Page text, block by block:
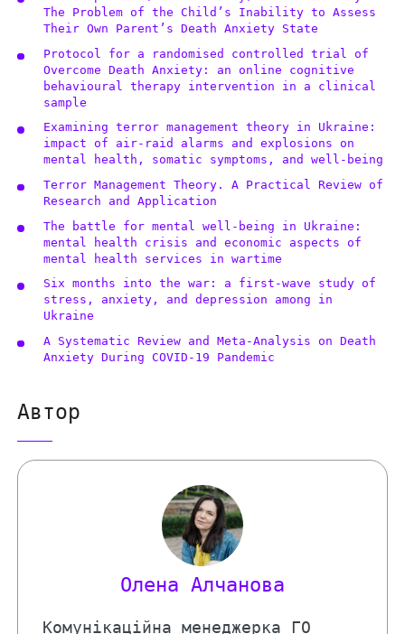
The Problem of the Child’s Inability to Assess
Their Own Parent’s Death Anxiety State
Protocol for a randomised controlled trial of
Overcome Death Anxiety: an online cognitive
behavioural therapy intervention in a clinical
sample
Examining terror management theory in Ukraine:
impact of air-raid alarms and explosions on
mental health, somatic symptoms, and well-being
Terror Management Theory. A Practical Review of
Research and Application
The battle for mental well-being in Ukraine:
mental health crisis and economic aspects of
mental health services in wartime
Six months into the war: a first-wave study of
stress, anxiety, and depression among in
Ukraine
A Systematic Review and Meta-Analysis on Death
Anxiety During COVID-19 Pandemic
Автор
Олена Алчанова
Комунікаційна менеджерка ГО